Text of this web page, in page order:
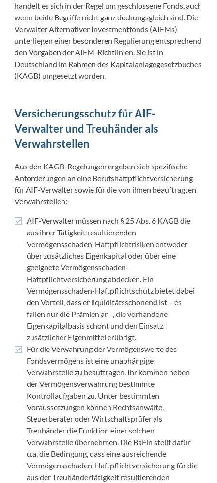
handelt es sich in der Regel um geschlossene Fonds, auch
wenn beide Begriffe nicht ganz deckungsgleich sind. Die
Verwalter Alternativer Investmentfonds (AIFMs)
unterliegen einer besonderen Regulierung entsprechend
den Vorgaben der AIFM-Richtlinien. Sie ist in
Deutschland im Rahmen des Kapitalanlagegesetzbuches
(KAGB) umgesetzt worden.
Versicherungsschutz für AIF-
Verwalter und Treuhänder als
Verwahrstellen
Aus den KAGB-Regelungen ergeben sich spezifische
Anforderungen an eine Berufshaftpflichtversicherung
für AIF-Verwalter sowie für die von ihnen beauftragten
Verwahrstellen:
AIF-Verwalter müssen nach § 25 Abs. 6 KAGB die
aus ihrer Tätigkeit resultierenden
Vermögensschaden-Haftpflichtrisiken entweder
über zusätzliches Eigenkapital oder über eine
geeignete Vermögensschaden-
Haftpflichtversicherung abdecken. Ein
Vermögensschaden-Haftpflichtschutz bietet dabei
den Vorteil, dass er liquiditätsschonend ist – es
fallen nur die Prämien an -, die vorhandene
Eigenkapitalbasis schont und den Einsatz
zusätzlicher Eigenmittel erübrigt.
Für die Verwahrung der Vermögenswerte des
Fondsvermögens ist eine unabhängige
Verwahrstelle zu beauftragen. Ihr kommen neben
der Vermögensverwahrung bestimmte
Kontrollaufgaben zu. Unter bestimmten
Voraussetzungen können Rechtsanwälte,
Steuerberater oder Wirtschaftsprüfer als
Treuhänder die Funktion einer solchen
Verwahrstelle übernehmen. Die BaFin stellt dafür
u.a. die Bedingung, dass eine ausreichende
Vermögensschaden-Haftpflichtversicherung für die
aus der Treuhändertätigkeit resultierenden